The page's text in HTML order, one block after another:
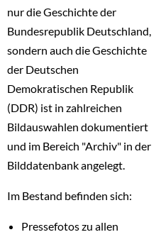
nur die Geschichte der
Bundesrepublik Deutschland,
sondern auch die Geschichte
der Deutschen
Demokratischen Republik
(DDR) ist in zahlreichen
Bildauswahlen dokumentiert
und im Bereich "Archiv" in der
Bilddatenbank angelegt.
Im Bestand befinden sich:
Pressefotos zu allen